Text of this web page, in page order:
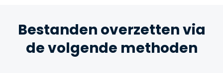
Bestanden overzetten via
de volgende methoden